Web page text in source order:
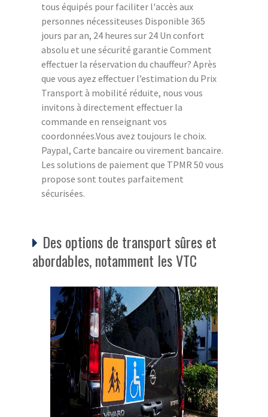
tous équipés pour faciliter l'accès aux
personnes nécessiteuses Disponible 365
jours par an, 24 heures sur 24 Un confort
absolu et une sécurité garantie Comment
effectuer la réservation du chauffeur? Après
que vous ayez effectuer l’estimation du Prix
Transport à mobilité réduite, nous vous
invitons à directement effectuer la
commande en renseignant vos
coordonnées.Vous avez toujours le choix.
Paypal, Carte bancaire ou virement bancaire.
Les solutions de paiement que TPMR 50 vous
propose sont toutes parfaitement
sécurisées.
Des options de transport sûres et
abordables, notamment les VTC